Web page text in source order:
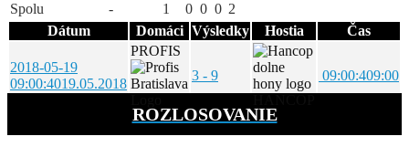
Spolu
- 1 0 0 0 2
Dátum
Domáci Výsledky Hostia Čas
2018-05-19
09:00:4019.05.2018
PROFIS
3 - 9
09:00:409:00
ROZLOSOVANIE